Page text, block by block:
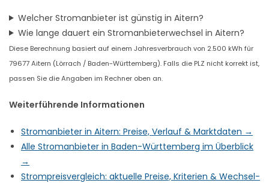
Welcher Stromanbieter ist günstig in Aitern?
Wie lange dauert ein Stromanbieterwechsel in Aitern?
Diese Berechnung basiert auf einem Jahresverbrauch von 2.500 kWh für
79677 Aitern (Lörrach / Baden-Württemberg). Falls die PLZ nicht korrekt ist,
passen Sie die Angaben im Rechner oben an.
Weiterführende Informationen
Stromanbieter in Aitern: Preise, Verlauf & Marktdaten →
Alle Stromanbieter in Baden-Württemberg im Überblick
→
Strompreisvergleich: aktuelle Preise, Kriterien & Wechsel-